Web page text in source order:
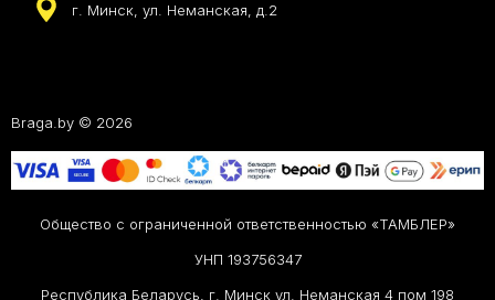
г. Минск, ул. Неманская, д.2
Braga.by © 2026
Общество с ограниченной ответственностью «ТАМБЛЕР»
УНП 193756347
Республика Беларусь, г. Минск ул. Неманская 4 пом 198